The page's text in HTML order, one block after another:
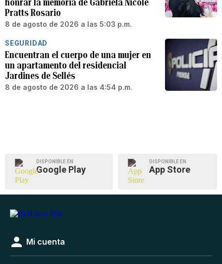
honrar la memoria de Gabriela Nicole
Pratts Rosario
8 de agosto de 2026 a las 5:03 p.m.
SEGURIDAD
Encuentran el cuerpo de una mujer en
un apartamento del residencial
Jardines de Sellés
8 de agosto de 2026 a las 4:54 p.m.
DISPONIBLE EN
Google Play
DISPONIBLE EN
App Store
Mi cuenta